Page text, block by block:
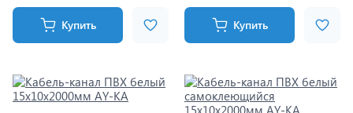
Купить Купить